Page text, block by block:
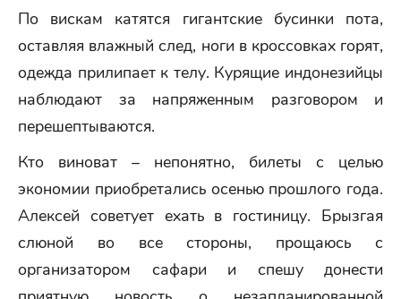
По вискам катятся гигантские бусинки пота,
оставляя влажный след, ноги в кроссовках горят,
одежда прилипает к телу. Курящие индонезийцы
наблюдают за напряженным разговором и
перешептываются.
Кто виноват – непонятно, билеты с целью
экономии приобретались осенью прошлого года.
Алексей советует ехать в гостиницу. Брызгая
слюной во все стороны, прощаюсь с
организатором сафари и спешу донести